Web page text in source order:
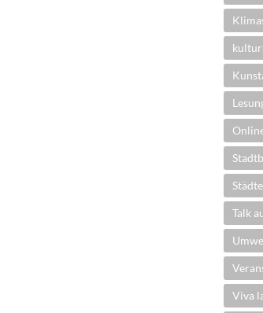
Talk
Viva